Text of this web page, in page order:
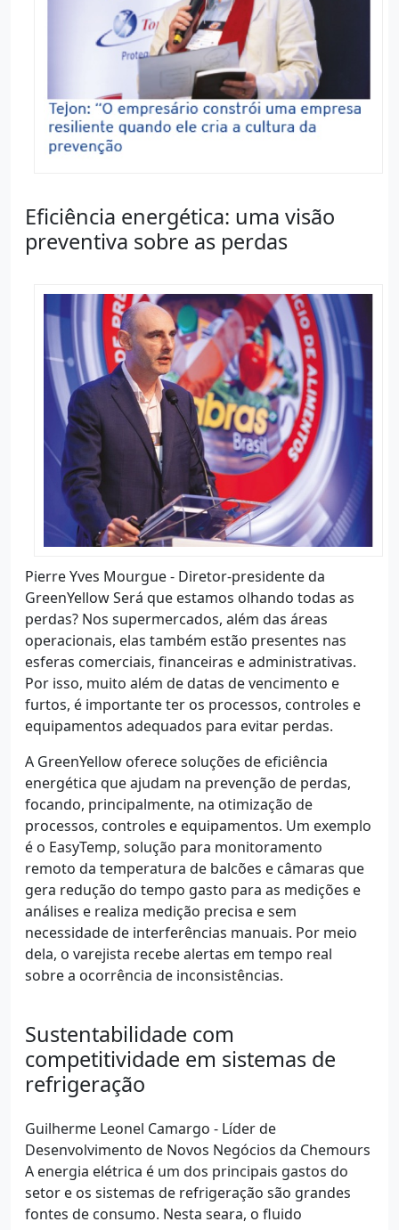
Eficiência energética: uma visão
preventiva sobre as perdas
Pierre Yves Mourgue - Diretor-presidente da
GreenYellow Será que estamos olhando todas as
perdas? Nos supermercados, além das áreas
operacionais, elas também estão presentes nas
esferas comerciais, financeiras e administrativas.
Por isso, muito além de datas de vencimento e
furtos, é importante ter os processos, controles e
equipamentos adequados para evitar perdas.
A GreenYellow oferece soluções de eficiência
energética que ajudam na prevenção de perdas,
focando, principalmente, na otimização de
processos, controles e equipamentos. Um exemplo
é o EasyTemp, solução para monitoramento
remoto da temperatura de balcões e câmaras que
gera redução do tempo gasto para as medições e
análises e realiza medição precisa e sem
necessidade de interferências manuais. Por meio
dela, o varejista recebe alertas em tempo real
sobre a ocorrência de inconsistências.
Sustentabilidade com
competitividade em sistemas de
refrigeração
Guilherme Leonel Camargo - Líder de
Desenvolvimento de Novos Negócios da Chemours
A energia elétrica é um dos principais gastos do
setor e os sistemas de refrigeração são grandes
fontes de consumo. Nesta seara, o fluido